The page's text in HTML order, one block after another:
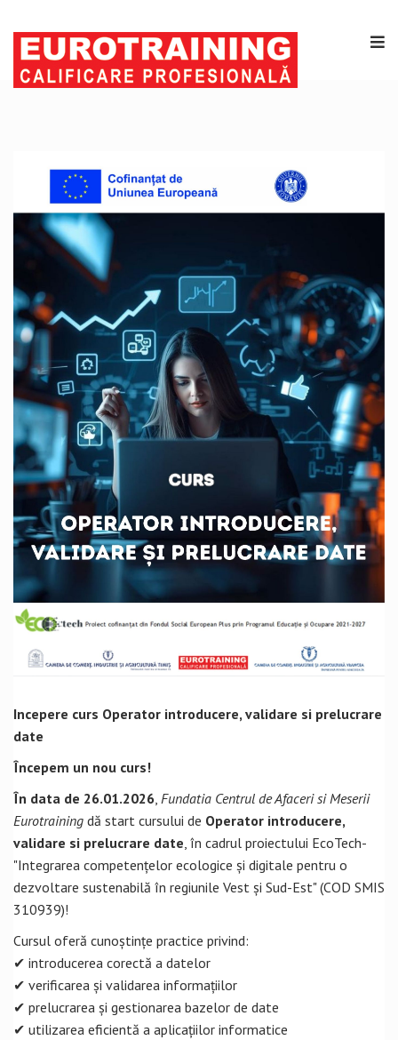
Incepere curs Operator introducere, validare si prelucrare
date
Începem un nou curs!
În data de 26.01.2026, Fundatia Centrul de Afaceri si Meserii
Eurotraining dă start cursului de Operator introducere,
validare si prelucrare date, în cadrul proiectului EcoTech-
"Integrarea competențelor ecologice și digitale pentru o
dezvoltare sustenabilă în regiunile Vest și Sud-Est" (COD SMIS
310939)!
Cursul oferă cunoștințe practice privind:
✔ introducerea corectă a datelor
✔ verificarea și validarea informațiilor
✔ prelucrarea și gestionarea bazelor de date
✔ utilizarea eficientă a aplicațiilor informatice